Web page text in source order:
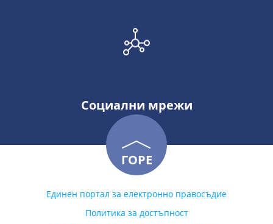
Социални мрежи
ГОРЕ
Единен портал за електронно правосъдие
Политика за достъпност